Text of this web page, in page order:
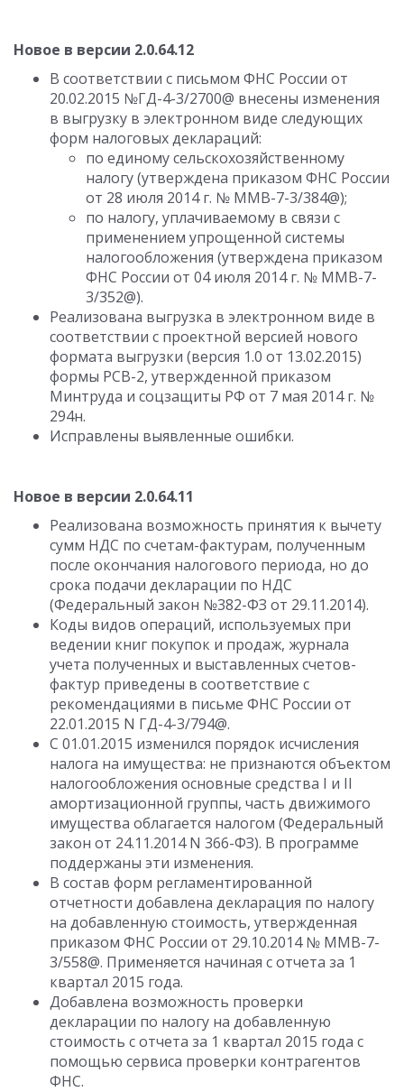
Новое в версии 2.0.64.12
В соответствии с письмом ФНС России от
20.02.2015 №ГД-4-3/2700@ внесены изменения
в выгрузку в электронном виде следующих
форм налоговых деклараций:
по единому сельскохозяйственному
налогу (утверждена приказом ФНС России
от 28 июля 2014 г. № ММВ-7-3/384@);
по налогу, уплачиваемому в связи с
применением упрощенной системы
налогообложения (утверждена приказом
ФНС России от 04 июля 2014 г. № ММВ-7-
3/352@).
Реализована выгрузка в электронном виде в
соответствии с проектной версией нового
формата выгрузки (версия 1.0 от 13.02.2015)
формы РСВ-2, утвержденной приказом
Минтруда и соцзащиты РФ от 7 мая 2014 г. №
294н.
Исправлены выявленные ошибки.
Новое в версии 2.0.64.11
Реализована возможность принятия к вычету
сумм НДС по счетам-фактурам, полученным
после окончания налогового периода, но до
срока подачи декларации по НДС
(Федеральный закон №382-ФЗ от 29.11.2014).
Коды видов операций, используемых при
ведении книг покупок и продаж, журнала
учета полученных и выставленных счетов-
фактур приведены в соответствие с
рекомендациями в письме ФНС России от
22.01.2015 N ГД-4-3/794@.
С 01.01.2015 изменился порядок исчисления
налога на имущества: не признаются объектом
налогообложения основные средства I и II
амортизационной группы, часть движимого
имущества облагается налогом (Федеральный
закон от 24.11.2014 N 366-ФЗ). В программе
поддержаны эти изменения.
В состав форм регламентированной
отчетности добавлена декларация по налогу
на добавленную стоимость, утвержденная
приказом ФНС России от 29.10.2014 № ММВ-7-
3/558@. Применяется начиная с отчета за 1
квартал 2015 года.
Добавлена возможность проверки
декларации по налогу на добавленную
стоимость с отчета за 1 квартал 2015 года с
помощью сервиса проверки контрагентов
ФНС.